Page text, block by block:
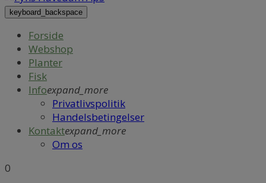
keyboard_backspace
Forside
Webshop
Planter
Fisk
Infoexpand_more
Privatlivspolitik
Handelsbetingelser
Kontaktexpand_more
Om os
0